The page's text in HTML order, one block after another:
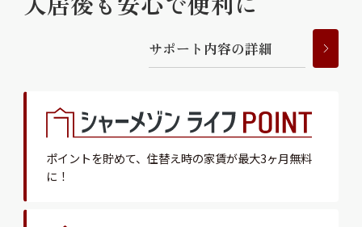
サポー ト 内容の詳細
ポイントを貯めて、 住替え時の家賃が最大3ヶ月無料
に！